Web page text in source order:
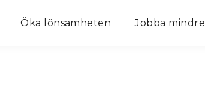
Öka lönsamheten Jobba mindre